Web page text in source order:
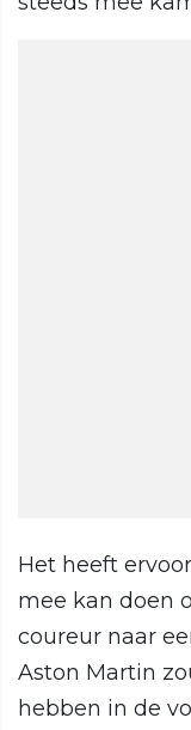
Het heeft
mee kan doen
coureur naar
Aston Martin
hebben in de